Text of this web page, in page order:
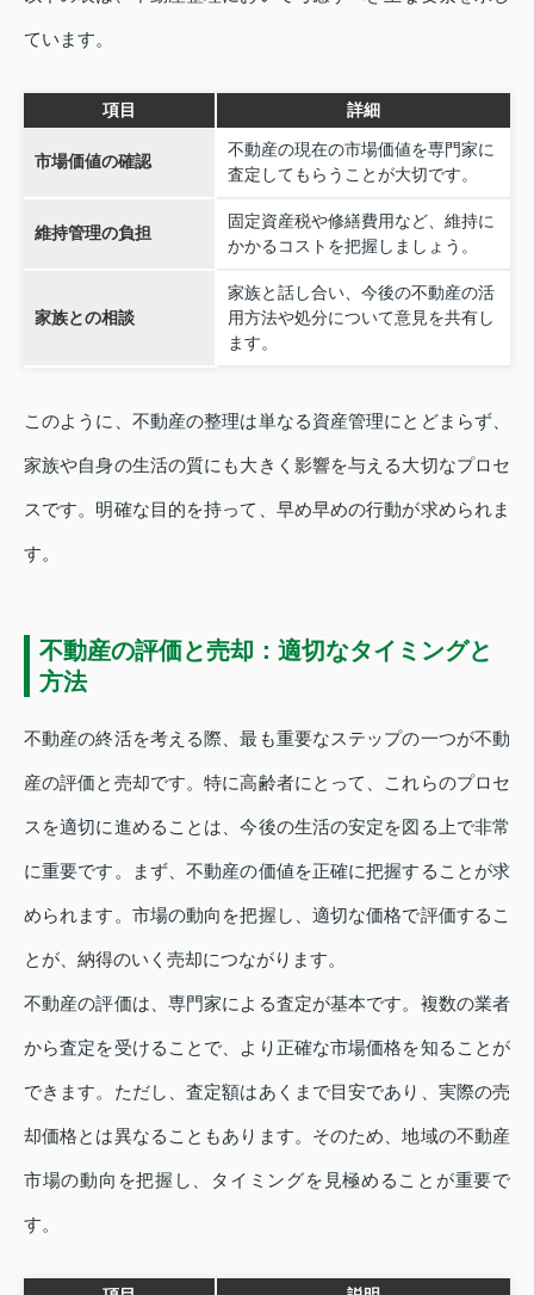
ています。
項目 詳細
市場価値の確認
不動産の現在の市場価値を専門家に
査定してもらうことが大切です。
維持管理の負担
固定資産税や修繕費用など、維持に
かかるコストを把握しましょう。
家族との相談
家族と話し合い、今後の不動産の活
用方法や処分について意見を共有し
ます。
このように、不動産の整理は単なる資産管理にとどまらず、
家族や自身の生活の質にも大きく影響を与える大切なプロセ
スです。明確な目的を持って、早め早めの行動が求められま
す。
不動産の評価と売却：適切なタイミングと
方法
不動産の終活を考える際、最も重要なステップの一つが不動
産の評価と売却です。特に高齢者にとって、これらのプロセ
スを適切に進めることは、今後の生活の安定を図る上で非常
に重要です。まず、不動産の価値を正確に把握することが求
められます。市場の動向を把握し、適切な価格で評価するこ
とが、納得のいく売却につながります。
不動産の評価は、専門家による査定が基本です。複数の業者
から査定を受けることで、より正確な市場価格を知ることが
できます。ただし、査定額はあくまで目安であり、実際の売
却価格とは異なることもあります。そのため、地域の不動産
市場の動向を把握し、タイミングを見極めることが重要で
す。